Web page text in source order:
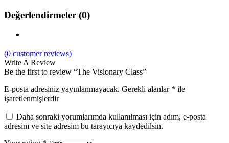
Değerlendirmeler (0)
(0 customer reviews)
Write A Review
Be the first to review “The Visionary Class”
E-posta adresiniz yayınlanmayacak. Gerekli alanlar * ile
işaretlenmişlerdir
Daha sonraki yorumlarımda kullanılması için adım, e-posta
adresim ve site adresim bu tarayıcıya kaydedilsin.